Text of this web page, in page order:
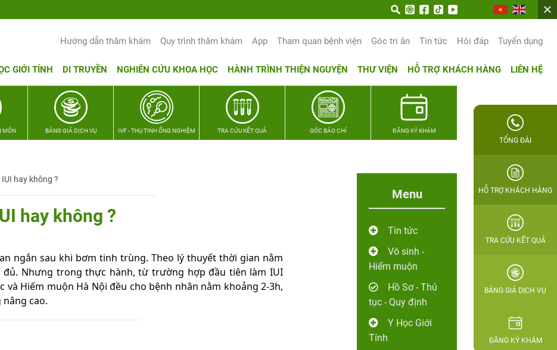
Hướng dẫn thăm khám Quy trình thăm khám App Tham quan bệnh viện Góc tri ân Tin tức Hỏi đáp Tuyển dụng
GIỚI TÍNH DI TRUYỀN NGHIÊN CỨU KHOA HỌC HÀNH TRÌNH THIỆN NGUYỆN THƯ VIỆN HỖ TRỢ KHÁCH HÀNG LIÊN HỆ
MÔN BẢNG GIÁ DỊCH VỤ IVF - THỤ TINH ỐNG NGHIỆM TRA CỨU KẾT QUẢ GÓC BÁO CHÍ ĐĂNG KÝ KHÁM
hay không ?
hay không ?
ngắn sau khi bơm tinh trùng. Theo lý thuyết thời gian nằm
đủ. Nhưng trong thực hành, từ trường hợp đầu tiên làm IUI
và Hiếm muộn Hà Nội đều cho bệnh nhân nằm khoảng 2-3h,
cao.
Menu
Tin tức
Vô sinh -
Hiếm muộn
Hồ Sơ - Thủ
tục - Quy định
Y Học Giới
Tính
TỔNG ĐÀI
HỖ TRỢ KHÁCH HÀNG
TRA CỨU KẾT QUẢ
BẢNG GIÁ DỊCH VỤ
ĐĂNG KÝ KHÁM